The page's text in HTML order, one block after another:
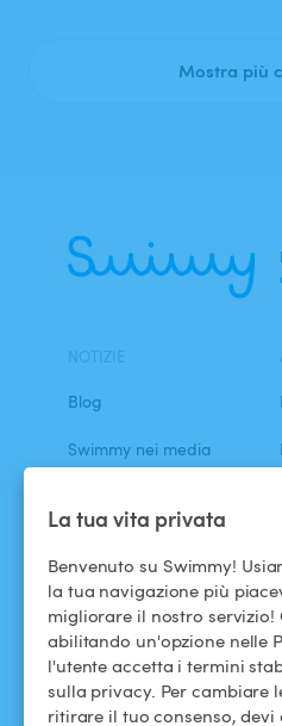
La tua vita privata
Benvenuto su Swimmy!
la tua navigazione più
migliorare il nostro servizio!
abilitando un'opzione nelle
l'utente accetta i termini
sulla privacy. Per cambiare
ritirare il tuo consenso,
Mostra più
Blog
Swimmy nei media
ASSISTENZA
Centro assistenza
Termini e condizioni